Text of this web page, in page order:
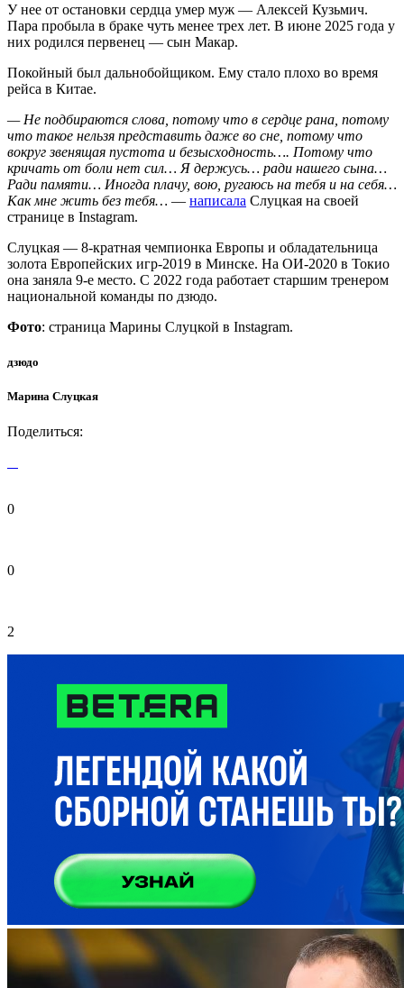
У нее от остановки сердца умер муж — Алексей Кузьмич.
Пара пробыла в браке чуть менее трех лет. В июне 2025 года у
них родился первенец — сын Макар.
Покойный был дальнобойщиком. Ему стало плохо во время
рейса в Китае.
— Не подбираются слова, потому что в сердце рана, потому
что такое нельзя представить даже во сне, потому что
вокруг звенящая пустота и безысходность…. Потому что
кричать от боли нет сил… Я держусь… ради нашего сына…
Ради памяти… Иногда плачу, вою, ругаюсь на тебя и на себя…
Как мне жить без тебя… — написала Слуцкая на своей
странице в Instagram.
Слуцкая — 8-кратная чемпионка Европы и обладательница
золота Европейских игр-2019 в Минске. На ОИ-2020 в Токио
она заняла 9-е место. С 2022 года работает старшим тренером
национальной команды по дзюдо.
Фото: страница Марины Слуцкой в Instagram.
дзюдо
Марина Слуцкая
Поделиться:
0
0
2